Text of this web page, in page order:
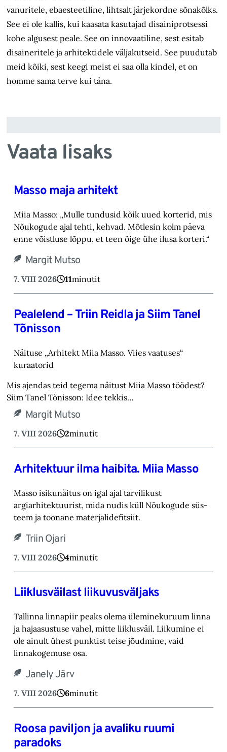
vanuritele, ebaesteetiline, lihtsalt järjekordne sõnakõlks.
See ei ole kallis, kui kaasata kasutajad disainiprotsessi
kohe algusest peale. See on innovaatiline, sest esitab
disaineritele ja arhitektidele väljakutseid. See puudutab
meid kõiki, sest keegi meist ei saa olla kindel, et on
homme sama terve kui täna.
Vaata lisaks
Masso maja arhitekt
Miia Masso: „Mulle tundusid kõik uued korterid, mis
Nõukogude ajal tehti, kehvad. Mõtlesin kolm päeva
enne võistluse lõppu, et teen õige ühe ilusa korteri.“
Margit Mutso
7. VIII 2026 11minutit
Pealelend – Triin Reidla ja Siim Tanel
Tõnisson
Näituse „Arhitekt Miia Masso. Viies vaatuses“
kuraatorid
Mis ajendas teid tegema näitust Miia Masso töödest?
Siim Tanel Tõnisson: Idee tekkis…
Margit Mutso
7. VIII 2026 2minutit
Arhitektuur ilma haibita. Miia Masso
Masso isikunäitus on igal ajal tarvilikust
argiarhitektuurist, mida nudis küll Nõukogude süs-‎
teem ja toonane materjalidefitsiit.‎
Triin Ojari
7. VIII 2026 4minutit
Liiklusväilast liikuvusväljaks
Tallinna linnapiir peaks olema üleminekuruum linna
ja hajaasustuse vahel, mitte liiklusväil. ‎Liikumine ei
ole ainult ühest punktist teise jõudmine, vaid
linnakogemuse osa.‎
Janely Järv
7. VIII 2026 6minutit
Roosa paviljon ja avaliku ruumi
paradoks